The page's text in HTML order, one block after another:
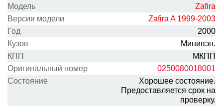
Модель
Zafira
Версия модели
Zafira A 1999-2003
Год
2000
Кузов
Минивэн.
КПП
МКПП
Оригинальный номер
0250080018001
Состояние
Хорошее состояние.
Предоставляется срок на
проверку.